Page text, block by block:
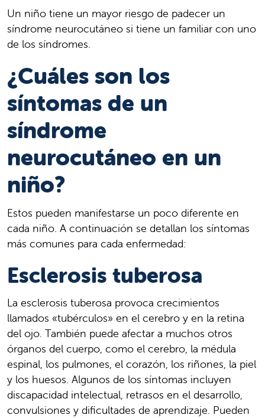
Un niño tiene un mayor riesgo de padecer un
síndrome neurocutáneo si tiene un familiar con uno
de los síndromes.
¿Cuáles son los
síntomas de un
síndrome
neurocutáneo en un
niño?
Estos pueden manifestarse un poco diferente en
cada niño. A continuación se detallan los síntomas
más comunes para cada enfermedad:
Esclerosis tuberosa
La esclerosis tuberosa provoca crecimientos
llamados «tubérculos» en el cerebro y en la retina
del ojo. También puede afectar a muchos otros
órganos del cuerpo, como el cerebro, la médula
espinal, los pulmones, el corazón, los riñones, la piel
y los huesos. Algunos de los síntomas incluyen
discapacidad intelectual, retrasos en el desarrollo,
convulsiones y dificultades de aprendizaje. Pueden